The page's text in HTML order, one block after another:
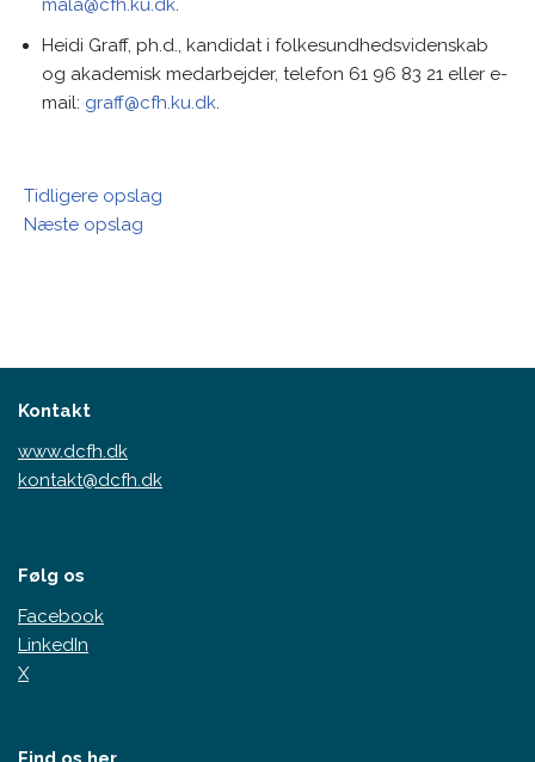
mala@cfh.ku.dk.
Heidi Graff, ph.d., kandidat i folkesundhedsvidenskab
og akademisk medarbejder, telefon 61 96 83 21 eller e-
mail: graff@cfh.ku.dk.
Tidligere opslag
Næste opslag
Kontakt
www.dcfh.dk
kontakt@dcfh.dk
Følg os
Facebook
LinkedIn
X